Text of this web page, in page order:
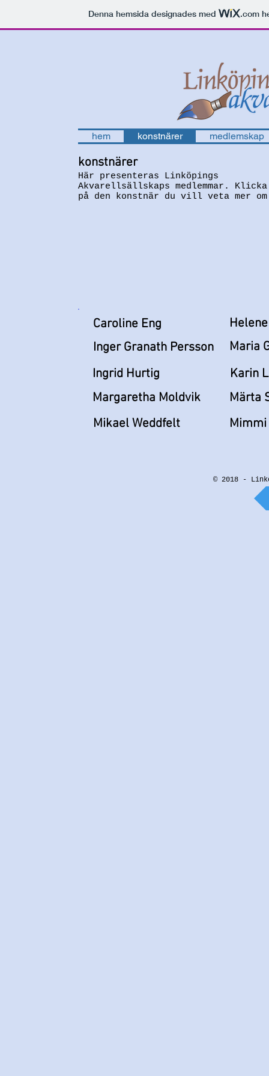
Denna hemsida designades med .com
hem konstnärer medlemskap
konstnärer
Här presenteras Linköpings
Akvarellsällskaps medlemmar. Klicka
på den konstnär du vill veta mer
Inger Granath Persson
Caroline Eng
Ingrid Hurtig
Margaretha Moldvik
Mikael Weddfelt
Maria
Karin
Märta
© 2018 -